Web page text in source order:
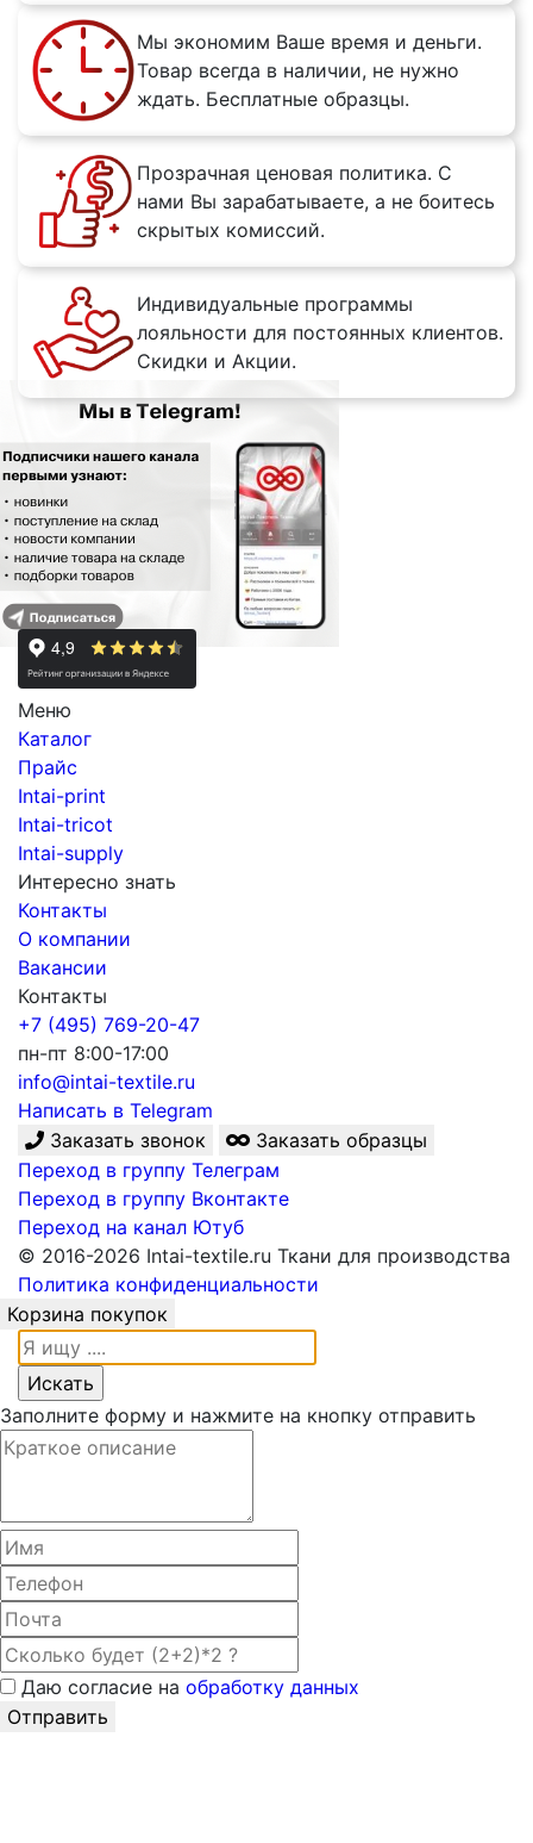
Мы экономим Ваше время и деньги.
Товар всегда в наличии, не нужно
ждать. Бесплатные образцы.
Прозрачная ценовая политика. С
нами Вы зарабатываете, а не боитесь
скрытых комиссий.
Индивидуальные программы
лояльности для постоянных клиентов.
Скидки и Акции.
Меню
Каталог
Прайс
Intai-print
Intai-tricot
Intai-supply
Интересно знать
Контакты
О компании
Вакансии
Контакты
+7 (495) 769-20-47
пн-пт 8:00-17:00
info@intai-textile.ru
Написать в Telegram
Заказать звонок
Заказать образцы
Переход в группу Телеграм
Переход в группу Вконтакте
Переход на канал Ютуб
© 2016-2026 Intai-textile.ru Ткани для производства
Политика конфиденциальности
Корзина покупок
Заполните форму и нажмите на кнопку отправить
Даю согласие на обработку данных
Отправить